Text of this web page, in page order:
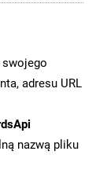
adresu URL
nazwą pliku